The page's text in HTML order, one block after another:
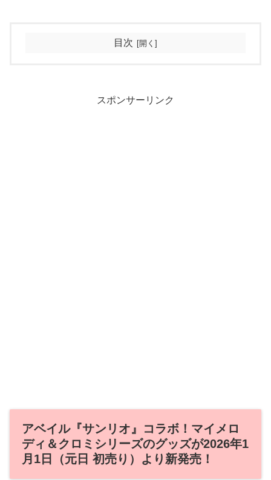
目次
スポンサーリンク
アベイル『サンリオ』コラボ！マイメロ
ディ＆クロミシリーズのグッズが2026年1
月1日（元日 初売り）より新発売！